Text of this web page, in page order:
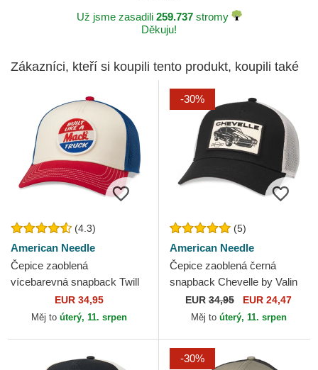
Už jsme zasadili 259.737stromy
Děkuju!
Zákazníci, kteří si koupili tento produkt, koupili také
(4.3)
American Needle
Čepice zaoblená
vícebarevná snapback Twill
Valin Patch American Needle
EUR 34,95
Měj to úterý, 11. srpen
-30%
(5)
American Needle
Čepice zaoblená černá
snapback Chevelle by Valin
American Needle
EUR 34,95 EUR 24,47
Měj to úterý, 11. srpen
-30%